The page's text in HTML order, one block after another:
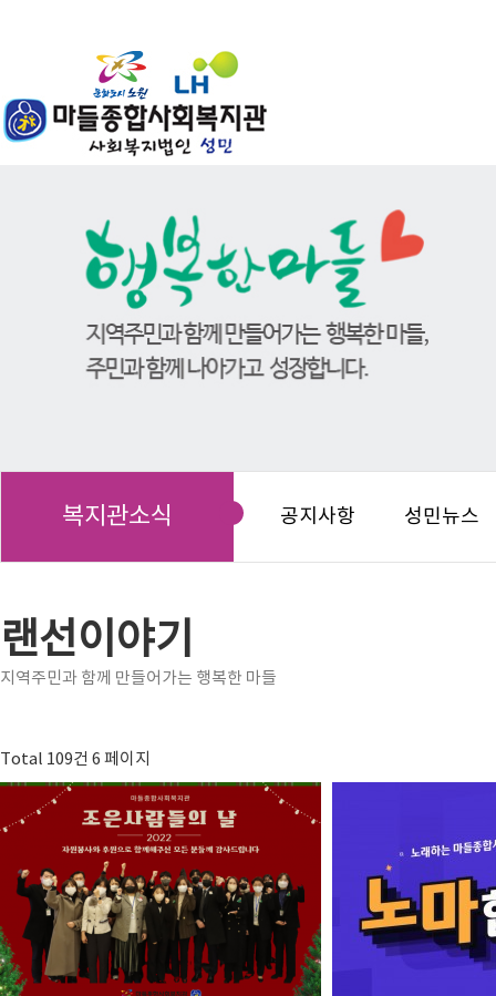
복지관소식 공지사항 성민뉴스
랜선이야기
지역주민과 함께 만들어가는 행복한 마들
Total 109건 6 페이지